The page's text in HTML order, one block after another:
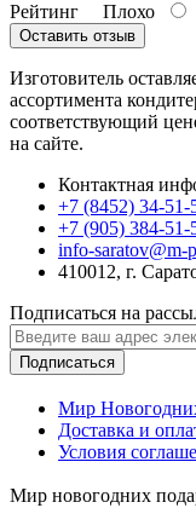
Рейтинг Плохо
Оставить отзыв
Изготовитель
ассортимента
соответствующий
на сайте.
Контактная
+7 (8452) 34-51-
+7 (905) 384-51-
info-saratov@m-
410012, г.
Подписаться на
Подписаться
Мир
Доставка и
Условия
Мир новогодних